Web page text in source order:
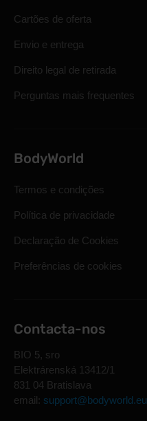
Cartões de oferta
Envio e entrega
Direito legal de retirada
Perguntas mais frequentes
BodyWorld
Termos e condições
Política de privacidade
Declaração de Cookies
Preferências de cookies
Contacta-nos
BIO 5, sro
Elektrárenská 13412/1
831 04 Bratislava
email: support@bodyworld.eu